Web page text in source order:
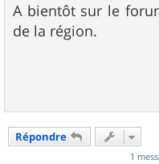
A bientôt sur le
de la région.
Répondre
1